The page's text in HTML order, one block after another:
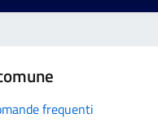
frequenti